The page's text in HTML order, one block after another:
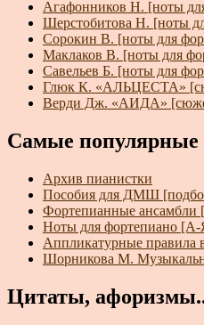
Агафонников Н. [ноты
Шерстобитова Н. [ноты
Сорокин В. [ноты для
Маклаков В. [ноты для
Савельев Б. [ноты для
Глюк К. «АЛЬЦЕСТА»
Верди Дж. «АИДА»
Самые популярные
Архив пианистки
Пособия для ДМШ
Фортепианные ансамбли
Ноты для фортепиано
Аппликатурные правила
Шорникова М.
Цитаты,